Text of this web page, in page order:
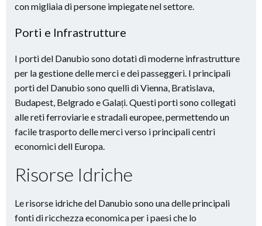
con migliaia di persone impiegate nel settore.
Porti e Infrastrutture
I porti del Danubio sono dotati di moderne infrastrutture
per la gestione delle merci e dei passeggeri. I principali
porti del Danubio sono quelli di Vienna, Bratislava,
Budapest, Belgrado e Galați. Questi porti sono collegati
alle reti ferroviarie e stradali europee, permettendo un
facile trasporto delle merci verso i principali centri
economici dell Europa.
Risorse Idriche
Le risorse idriche del Danubio sono una delle principali
fonti di ricchezza economica per i paesi che lo